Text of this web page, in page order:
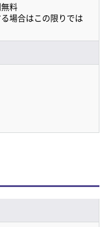
料
場合はこの限りでは